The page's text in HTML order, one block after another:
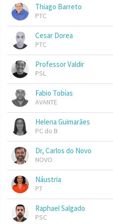
Thiago Barreto
PTC
Cesar Dorea
PTC
Professor Valdir
PSL
Fabio Tobias
AVANTE
Helena Guimarães
PC do B
Dr, Carlos do Novo
NOVO
Náustria
PT
Raphael Salgado
PSC